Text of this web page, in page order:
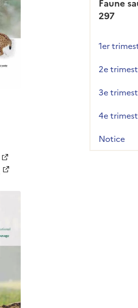
Faune
297
1er
2e
3e
4e
Notice